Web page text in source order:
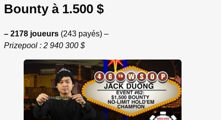
Bounty à 1.500 $
– 2178 joueurs (243 payés) –
Prizepool : 2 940 300 $